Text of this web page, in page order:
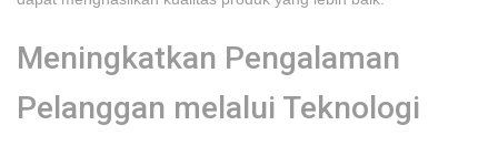
Meningkatkan Pengalaman
Pelanggan melalui Teknologi